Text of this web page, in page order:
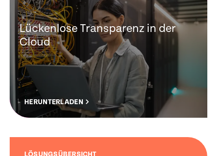
Lückenlose Transparenz in der
Cloud
HERUNTERLADEN
LÖSUNGSÜBERSICHT